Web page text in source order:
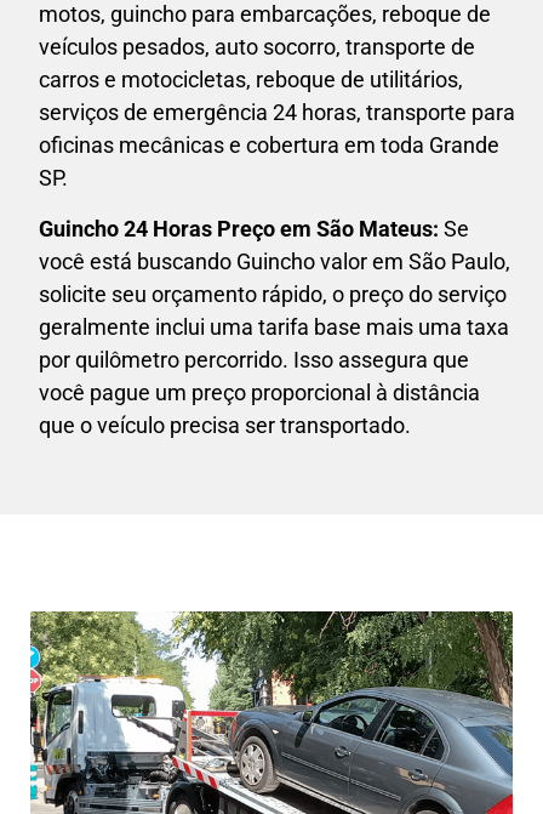
motos, guincho para embarcações, reboque de
veículos pesados, auto socorro, transporte de
carros e motocicletas, reboque de utilitários,
serviços de emergência 24 horas, transporte para
oficinas mecânicas e cobertura em toda Grande
SP.
Guincho 24 Horas Preço em São Mateus: Se
você está buscando Guincho valor em São Paulo,
solicite seu orçamento rápido, o preço do serviço
geralmente inclui uma tarifa base mais uma taxa
por quilômetro percorrido. Isso assegura que
você pague um preço proporcional à distância
que o veículo precisa ser transportado.